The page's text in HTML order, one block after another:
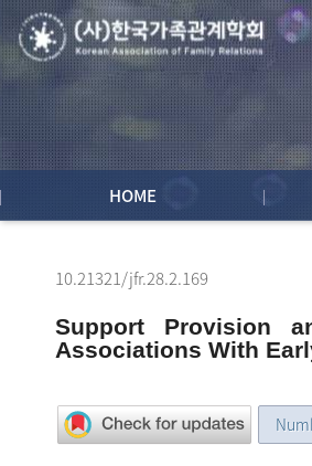
HOME
10.21321/jfr.28.2.169
Support Provision
Associations With